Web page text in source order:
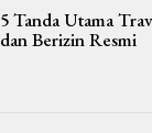
5 Tanda Utama
dan Berizin Resmi